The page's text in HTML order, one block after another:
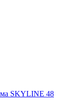
SKYLINE 48